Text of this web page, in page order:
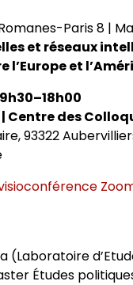
2013-2018
de recherche
anciens diplômés
LER
Paris 8 |
et réseaux
l’Europe et
des
93322
(Laboratoire
Études